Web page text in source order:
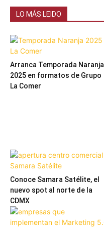
LO MÁS LEIDO
Arranca Temporada Naranja
2025 en formatos de Grupo
La Comer
Conoce Samara Satélite, el
nuevo spot al norte de la
CDMX